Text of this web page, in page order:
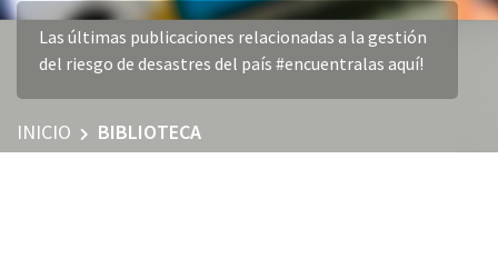
Las últimas publicaciones relacionadas a la gestión
del riesgo de desastres del país #encuentralas aquí!
INICIO BIBLIOTECA